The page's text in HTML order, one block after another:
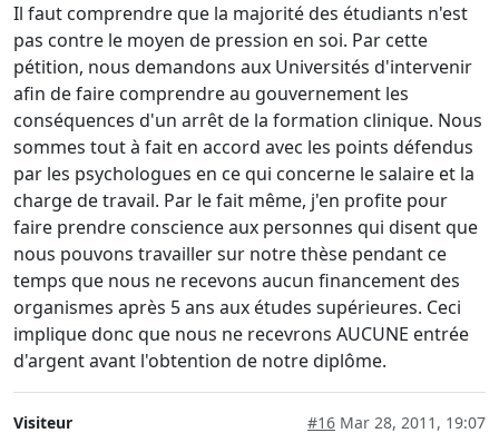
Il faut comprendre que la majorité des étudiants n'est
pas contre le moyen de pression en soi. Par cette
pétition, nous demandons aux Universités d'intervenir
afin de faire comprendre au gouvernement les
conséquences d'un arrêt de la formation clinique. Nous
sommes tout à fait en accord avec les points défendus
par les psychologues en ce qui concerne le salaire et la
charge de travail. Par le fait même, j'en profite pour
faire prendre conscience aux personnes qui disent que
nous pouvons travailler sur notre thèse pendant ce
temps que nous ne recevons aucun financement des
organismes après 5 ans aux études supérieures. Ceci
implique donc que nous ne recevrons AUCUNE entrée
d'argent avant l'obtention de notre diplôme.
Visiteur #16 Mar 28, 2011, 19:07